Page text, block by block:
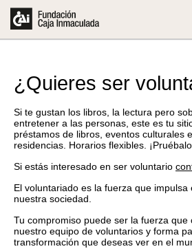
¿Quieres ser
Si te gustan los libros, la lectura pero
entretener a las personas, este es tu
préstamos de libros, eventos culturales
residencias. Horarios flexibles.
Si estás interesado en ser voluntario
El voluntariado es la fuerza que impulsa
nuestra sociedad.
Tu compromiso puede ser la fuerza que
nuestro equipo de voluntarios y forma
transformación que deseas ver en el